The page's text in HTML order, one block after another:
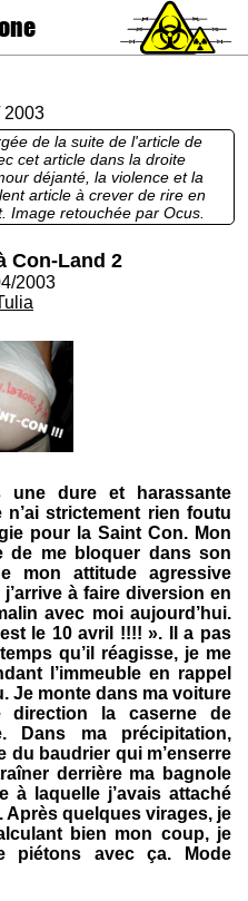
2003
de la suite de l'article de
cet article dans la droite
déjanté, la violence et la
article à crever de rire en
Image retouchée par Ocus.
Con 2003.
Con-Land 2
2003
dure et harassante
strictement rien foutu
pour la Saint Con. Mon
de me bloquer dans son
mon attitude agressive
à faire diversion en
avec moi aujourd’hui.
le 10 avril !!!! ». Il a pas
qu’il réagisse, je me
l’immeuble en rappel
Je monte dans ma voiture
direction la caserne de
Dans ma précipitation,
du baudrier qui m’enserre
derrière ma bagnole
à laquelle j’avais attaché
Après quelques virages, je
bien mon coup, je
piétons avec ça. Mode